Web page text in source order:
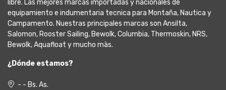
libre. Las mejores marcas importadas y nacionales de
equipamiento e indumentaria tecnica para Montaña, Nautica y
Campamento. Nuestras principales marcas son Ansilta,
Salomon, Rooster Sailing, Bewolk, Columbia, Thermoskin, NRS,
Bewolk, Aquafloat y mucho màs.
¿Dónde estamos?
- - Bs. As.